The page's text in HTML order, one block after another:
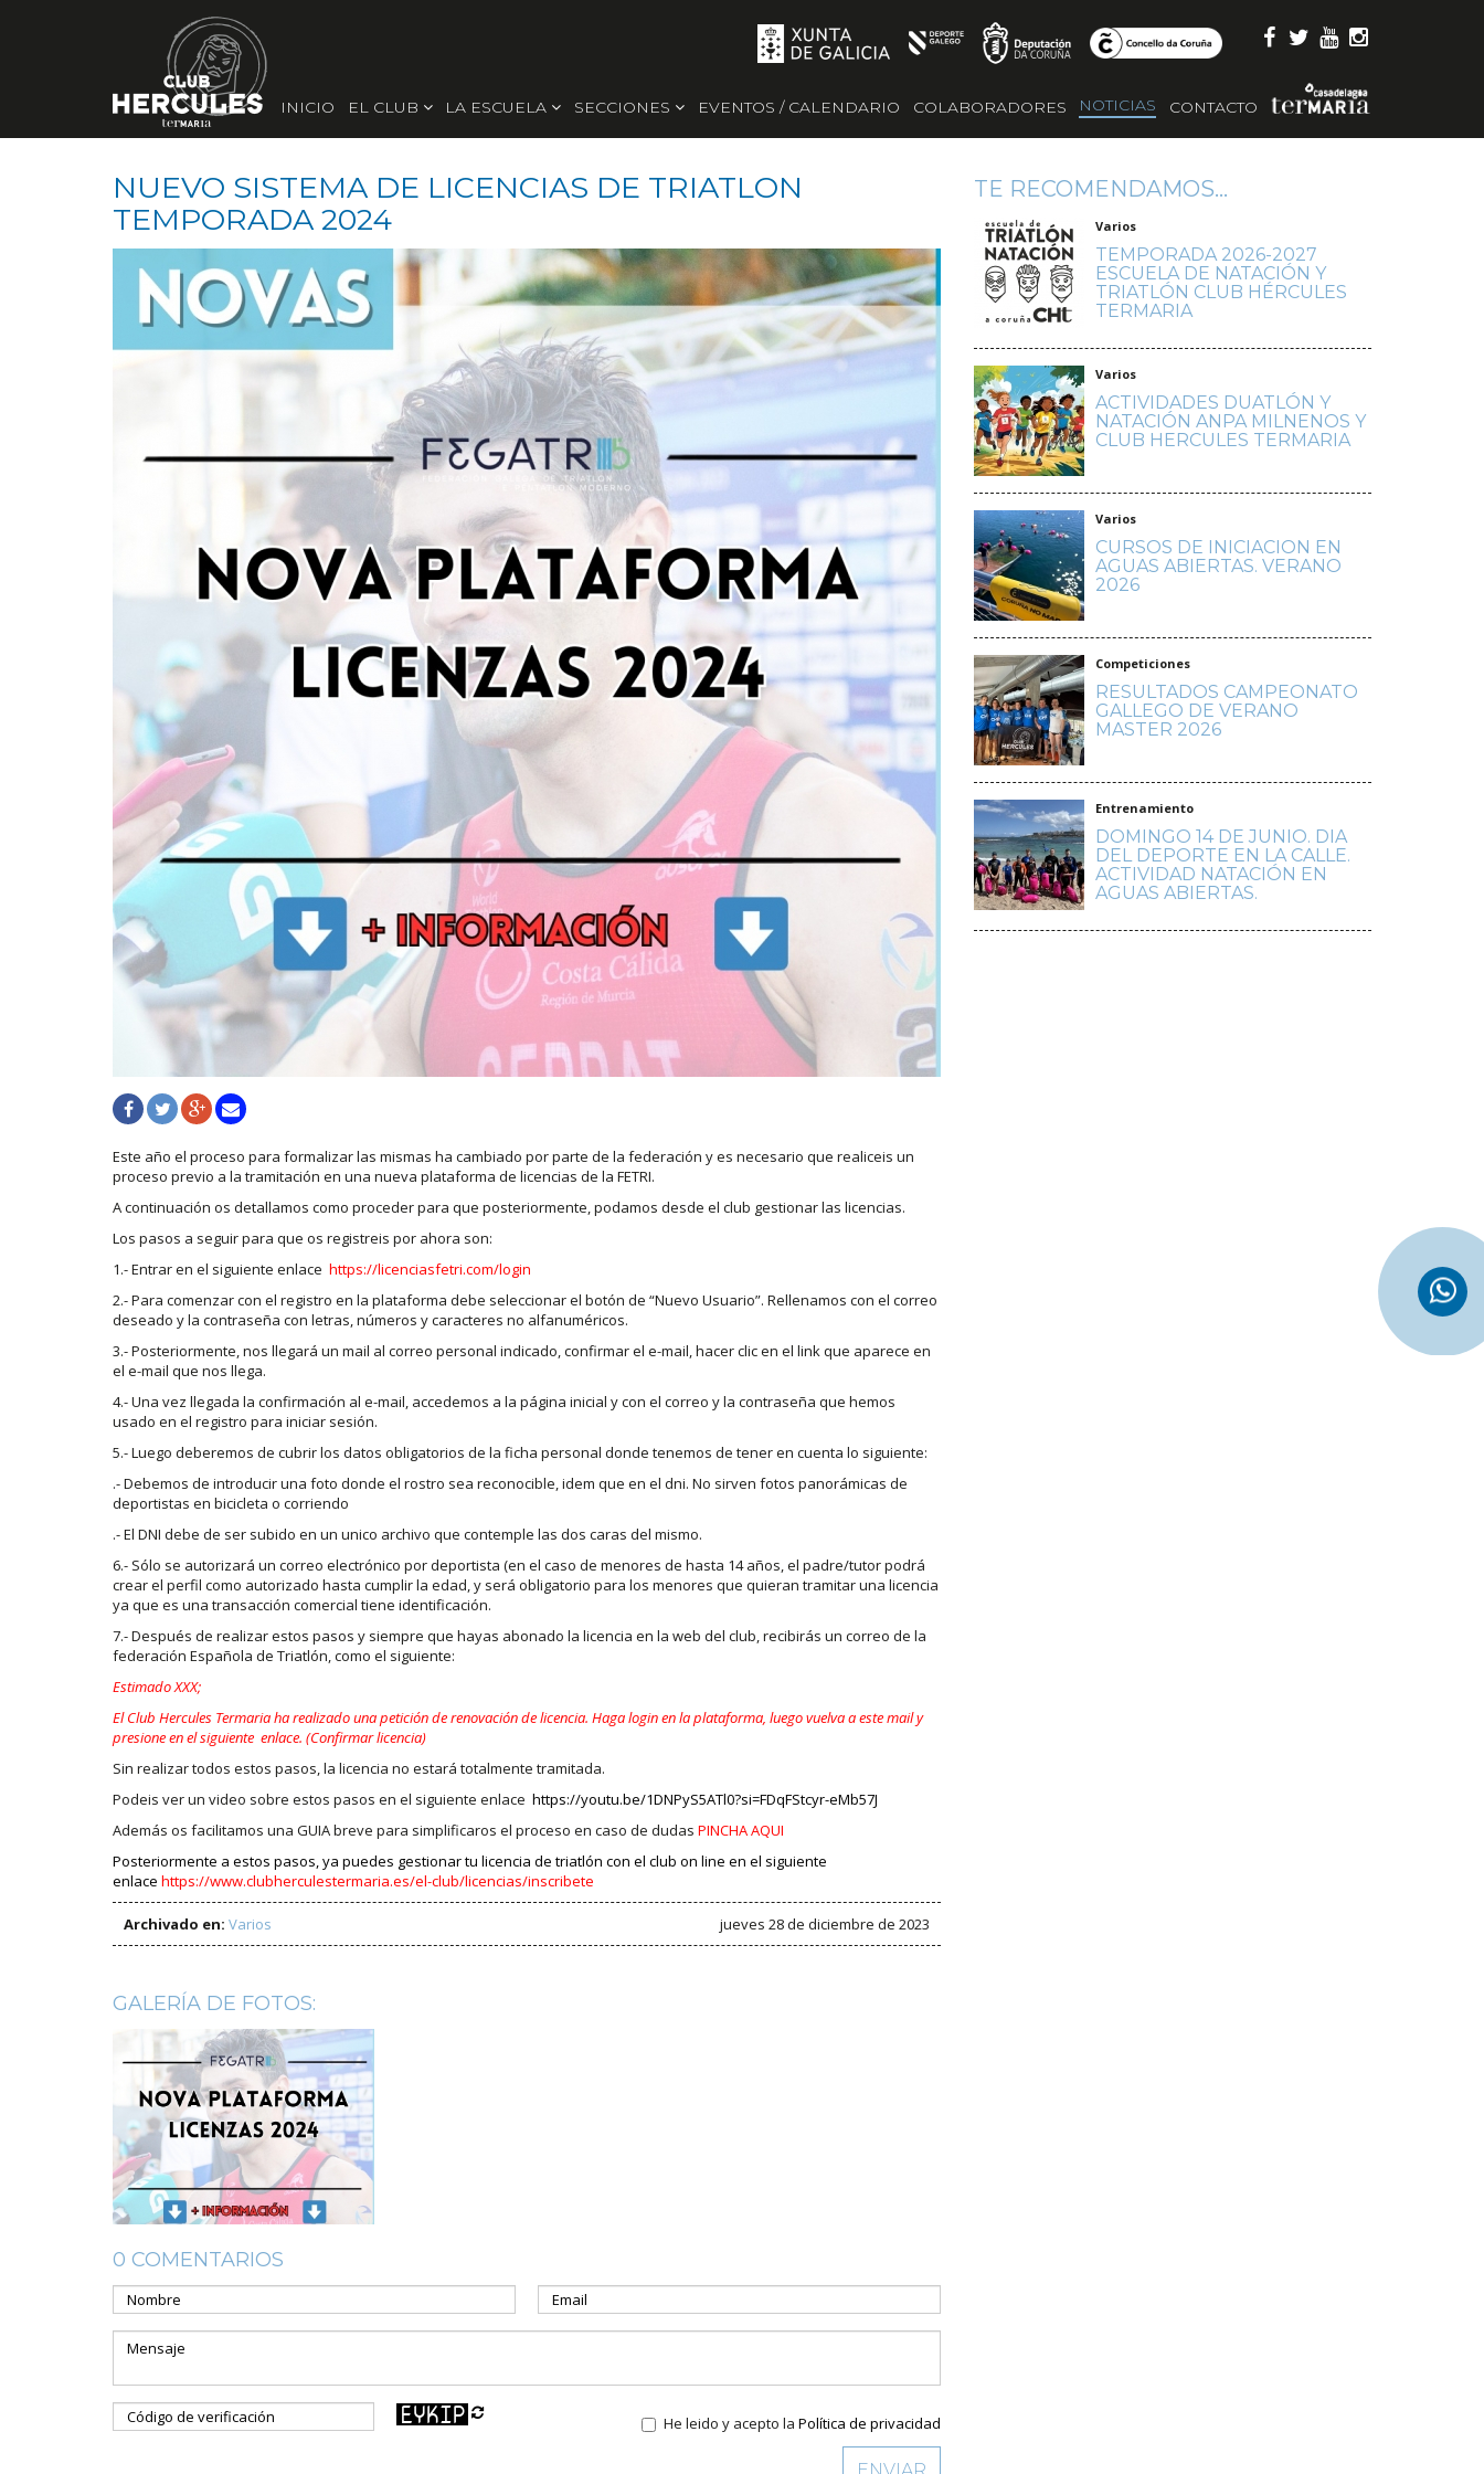
INICIO EL CLUB LA ESCUELA SECCIONES EVENTOS / CALENDARIO COLABORADORES NOTICIAS CONTACTO
NUEVO SISTEMA DE LICENCIAS DE TRIATLON
TEMPORADA 2024
Este año el proceso para formalizar las mismas ha cambiado por parte de la federación y es necesario que realiceis un
proceso previo a la tramitación en una nueva plataforma de licencias de la FETRI.
A continuación os detallamos como proceder para que posteriormente, podamos desde el club gestionar las licencias.
Los pasos a seguir para que os registreis por ahora son:
1.- Entrar en el siguiente enlace https://licenciasfetri.com/login
2.- Para comenzar con el registro en la plataforma debe seleccionar el botón de “Nuevo Usuario”. Rellenamos con el correo
deseado y la contraseña con letras, números y caracteres no alfanuméricos.
3.- Posteriormente, nos llegará un mail al correo personal indicado, confirmar el e-mail, hacer clic en el link que aparece en
el e-mail que nos llega.
4.- Una vez llegada la confirmación al e-mail, accedemos a la página inicial y con el correo y la contraseña que hemos
usado en el registro para iniciar sesión.
5.- Luego deberemos de cubrir los datos obligatorios de la ficha personal donde tenemos de tener en cuenta lo siguiente:
.- Debemos de introducir una foto donde el rostro sea reconocible, idem que en el dni. No sirven fotos panorámicas de
deportistas en bicicleta o corriendo
.- El DNI debe de ser subido en un unico archivo que contemple las dos caras del mismo.
6.- Sólo se autorizará un correo electrónico por deportista (en el caso de menores de hasta 14 años, el padre/tutor podrá
crear el perfil como autorizado hasta cumplir la edad, y será obligatorio para los menores que quieran tramitar una licencia
ya que es una transacción comercial tiene identificación.
7.- Después de realizar estos pasos y siempre que hayas abonado la licencia en la web del club, recibirás un correo de la
federación Española de Triatlón, como el siguiente:
Estimado XXX;
El Club Hercules Termaria ha realizado una petición de renovación de licencia. Haga login en la plataforma, luego vuelva a este mail y
presione en el siguiente enlace. (Confirmar licencia)
Sin realizar todos estos pasos, la licencia no estará totalmente tramitada.
Podeis ver un video sobre estos pasos en el siguiente enlace https://youtu.be/1DNPyS5ATl0?si=FDqFStcyr-eMb57J
Además os facilitamos una GUIA breve para simplificaros el proceso en caso de dudas PINCHA AQUI
Posteriormente a estos pasos, ya puedes gestionar tu licencia de triatlón con el club on line en el siguiente
enlace https://www.clubherculestermaria.es/el-club/licencias/inscribete
Archivado en: Varios jueves 28 de diciembre de 2023
GALERÍA DE FOTOS:
0 COMENTARIOS
He leido y acepto la Política de privacidad
TE RECOMENDAMOS...
Varios
TEMPORADA 2026-2027
ESCUELA DE NATACIÓN Y
TRIATLÓN CLUB HÉRCULES
TERMARIA
Varios
ACTIVIDADES DUATLÓN Y
NATACIÓN ANPA MILNENOS Y
CLUB HERCULES TERMARIA
Varios
CURSOS DE INICIACION EN
AGUAS ABIERTAS. VERANO
2026
Competiciones
RESULTADOS CAMPEONATO
GALLEGO DE VERANO
MASTER 2026
Entrenamiento
DOMINGO 14 DE JUNIO. DIA
DEL DEPORTE EN LA CALLE.
ACTIVIDAD NATACIÓN EN
AGUAS ABIERTAS.